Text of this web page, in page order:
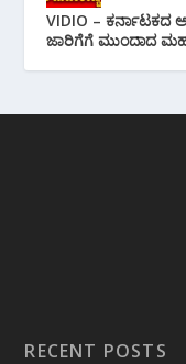
VIDIO –
ಜಾರಿಗೆಗೆ ಮುಂದಾದ
RECENT POSTS